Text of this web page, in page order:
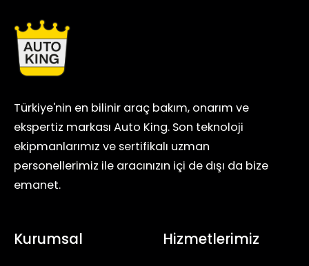
Türkiye'nin en bilinir araç bakım, onarım ve
ekspertiz markası Auto King. Son teknoloji
ekipmanlarımız ve sertifikalı uzman
personellerimiz ile aracınızın içi de dışı da bize
emanet.
Kurumsal Hizmetlerimiz